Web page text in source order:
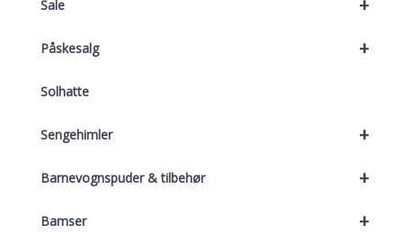
Sale
+
Påskesalg
Solhatte
+
Sengehimler
+
Barnevognspuder & tilbehør
+
Bamser